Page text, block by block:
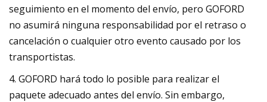
seguimiento en el momento del envío, pero GOFORD
no asumirá ninguna responsabilidad por el retraso o
cancelación o cualquier otro evento causado por los
transportistas.
4. GOFORD hará todo lo posible para realizar el
paquete adecuado antes del envío. Sin embargo,